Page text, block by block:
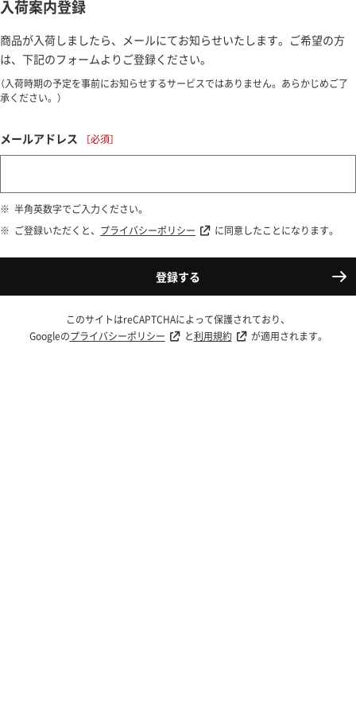
入荷案内登録
商品が入荷しましたら、メールにてお知らせいたします。ご希望の方
は、下記のフォームよりご登録ください。
（入荷時期の予定を事前にお知らせするサービスではありません。あらかじめご了
承ください。）
メールアドレス
半角英数字でご入力ください。
ご登録いただくと、 プライバシーポリシー に同意したことになります。
登録する
このサイトはreCAPTCHAによって保護されており、
Googleのプライバシーポリシー と利用規約 が適用されます。